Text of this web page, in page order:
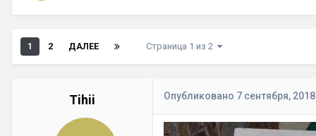
1 2 ДАЛЕЕ Страница 1 из 2
Tihii Опубликовано 7 сентября, 2018